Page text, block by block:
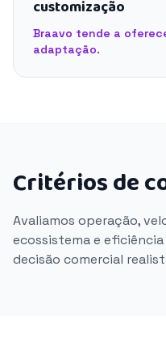
customização
Braavo tende a
adaptação.
Critérios de
Avaliamos operação,
ecossistema e
decisão comercial